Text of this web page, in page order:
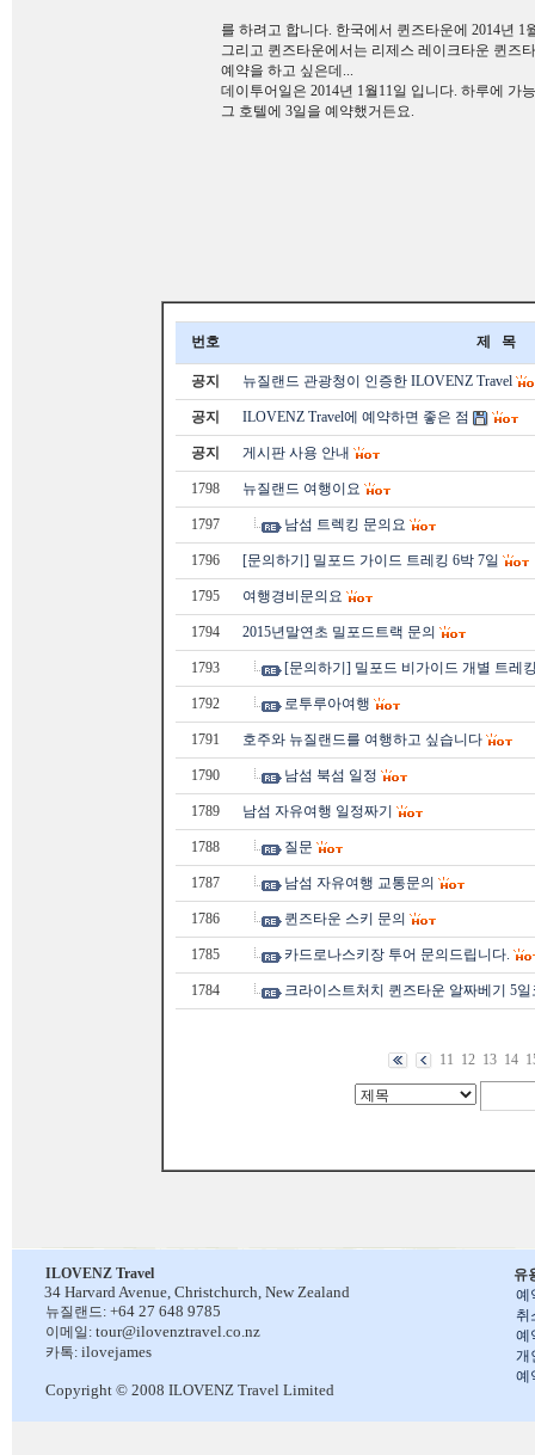
를 하려고 합니다. 한국에서 퀸즈타운에 2014년 1
그리고 퀸즈타운에서는 리제스 레이크타운 퀸즈
예약을 하고 싶은데...
데이투어일은 2014년 1월11일 입니다. 하루에 가
그 호텔에 3일을 예약했거든요.
번호 제 목
공지 뉴질랜드 관광청이 인증한 ILOVENZ Travel
공지 ILOVENZ Travel에 예약하면 좋은 점
공지 게시판 사용 안내
1798 뉴질랜드 여행이요
1797 남섬 트렉킹 문의요
1796 [문의하기] 밀포드 가이드 트레킹 6박 7일
1795 여행경비문의요
1794 2015년말연초 밀포드트랙 문의
1793 [문의하기] 밀포드 비가이드 개별 트레
1792 로투루아여행
1791 호주와 뉴질랜드를 여행하고 싶습니다
1790 남섬 북섬 일정
1789 남섬 자유여행 일정짜기
1788 질문
1787 남섬 자유여행 교통문의
1786 퀸즈타운 스키 문의
1785 카드로나스키장 투어 문의드립니다.
1784 크라이스트처치 퀸즈타운 알짜베기 5일
11 12 13 14
유
예
취
예
개
예
ILOVENZ Travel
34 Harvard Avenue, Christchurch, New Zealand
뉴질랜드: +64 27 648 9785
이메일: tour@ilovenztravel.co.nz
카톡: ilovejames
Copyright © 2008 ILOVENZ Travel Limited